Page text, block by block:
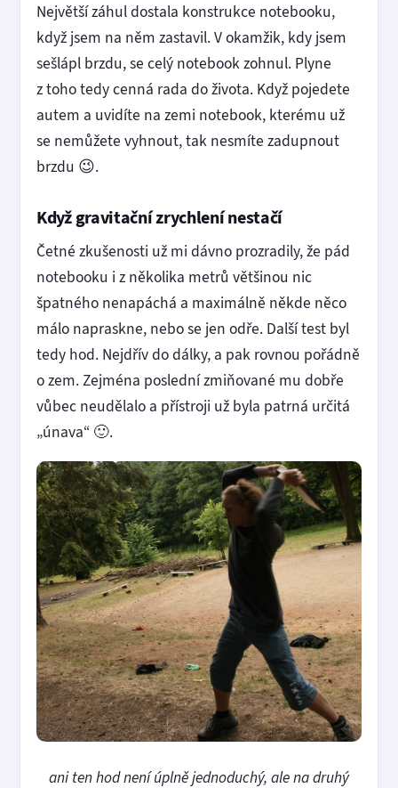
Největší záhul dostala konstrukce notebooku,
když jsem na něm zastavil. V okamžik, kdy jsem
sešlápl brzdu, se celý notebook zohnul. Plyne
z toho tedy cenná rada do života. Když pojedete
autem a uvidíte na zemi notebook, kterému už
se nemůžete vyhnout, tak nesmíte zadupnout
brzdu 😉.
Když gravitační zrychlení nestačí
Četné zkušenosti už mi dávno prozradily, že pád
notebooku i z několika metrů většinou nic
špatného nenapáchá a maximálně někde něco
málo napraskne, nebo se jen odře. Další test byl
tedy hod. Nejdřív do dálky, a pak rovnou pořádně
o zem. Zejména poslední zmiňované mu dobře
vůbec neudělalo a přístroji už byla patrná určitá
„únava“ 🙂.
ani ten hod není úplně jednoduchý, ale na druhý